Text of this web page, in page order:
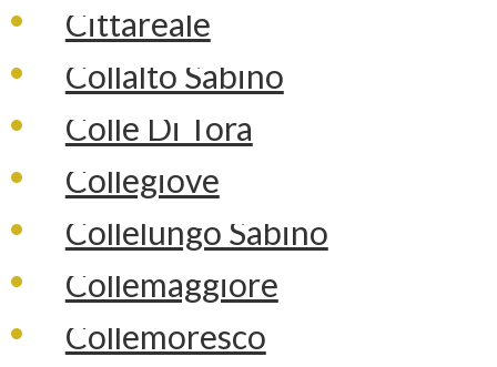
Cittareale
Collalto Sabino
Colle Di Tora
Collegiove
Collelungo Sabino
Collemaggiore
Collemoresco